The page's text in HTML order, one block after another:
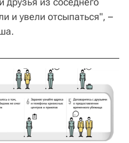
и увели отсыпаться", –